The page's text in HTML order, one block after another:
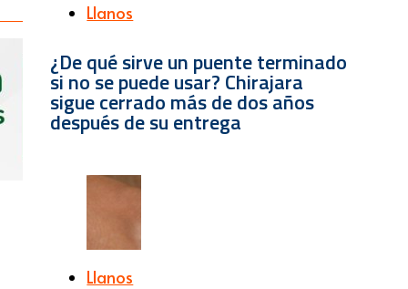
Llanos
¿De qué sirve un puente terminado
si no se puede usar? Chirajara
sigue cerrado más de dos años
después de su entrega
Llanos